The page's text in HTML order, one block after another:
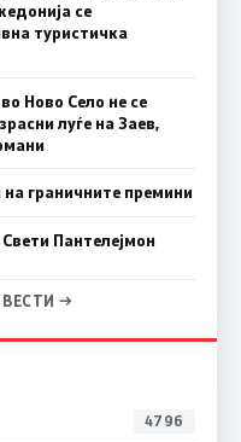
се
туристичка
Ново Село не се
луѓе на Заев,
граничните премини
Пантелејмон
→
4796